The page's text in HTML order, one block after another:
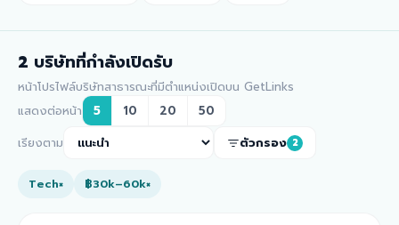
2 บริษัทที่กำลังเปิดรับ
หน้าโปรไฟล์บริษัทสาธารณะที่มีตำแหน่งเปิดบน GetLinks
แสดงต่อหน้า
5 10 20
50
เรียงตาม
ตัวกรอง 2
Tech× ฿30k–60k×